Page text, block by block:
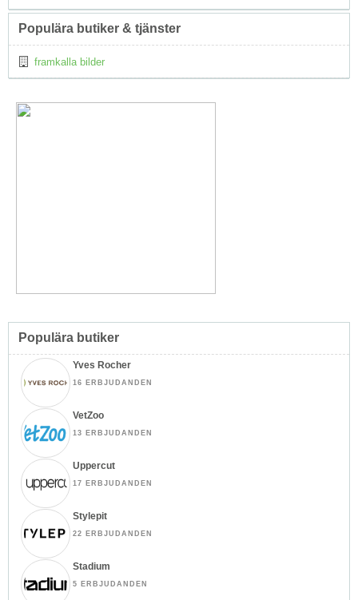
Populära butiker & tjänster
framkalla bilder
Populära butiker
Yves Rocher
16 ERBJUDANDEN
VetZoo
13 ERBJUDANDEN
Uppercut
17 ERBJUDANDEN
Stylepit
22 ERBJUDANDEN
Stadium
5 ERBJUDANDEN